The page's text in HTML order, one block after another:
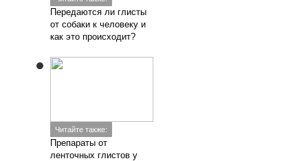
Передаются ли глисты
от собаки к человеку и
как это происходит?
Читайте также:
Препараты от
ленточных глистов у